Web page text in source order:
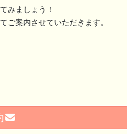
みましょう！
ご案内させていただきます。